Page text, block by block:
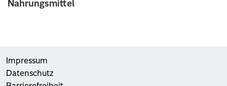
Nahrungsmittel
Impressum
Datenschutz